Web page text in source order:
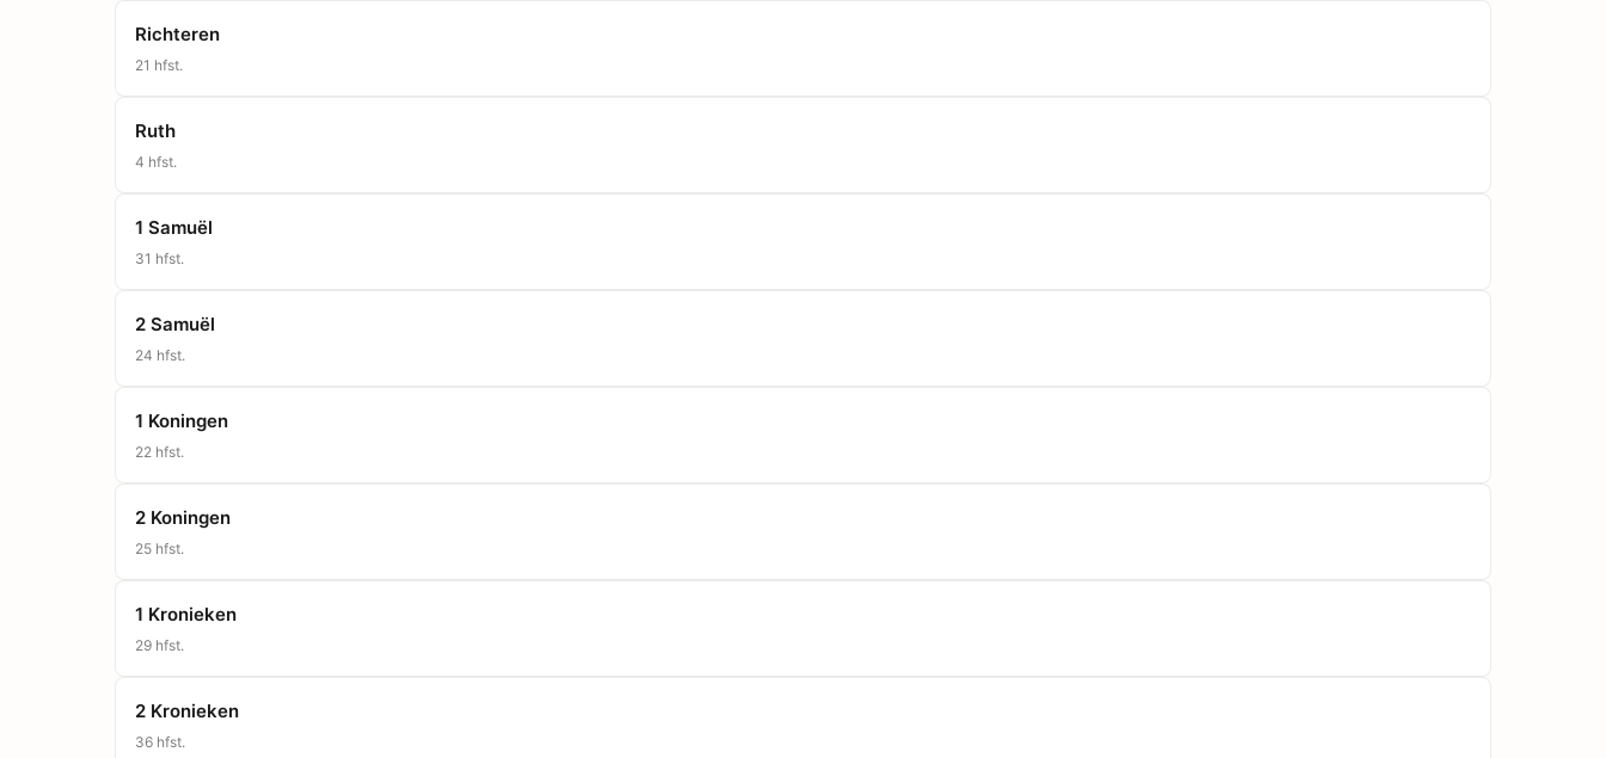
Richteren
21 hfst.
Ruth
4 hfst.
1 Samuël
31 hfst.
2 Samuël
24 hfst.
1 Koningen
22 hfst.
2 Koningen
25 hfst.
1 Kronieken
29 hfst.
2 Kronieken
36 hfst.